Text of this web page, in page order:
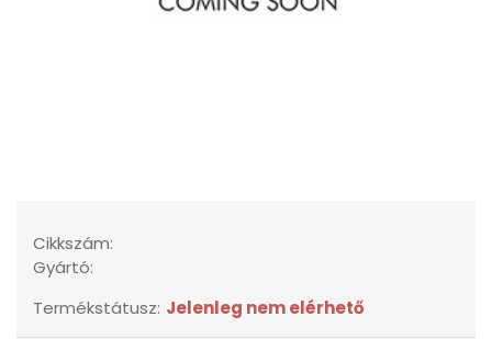
Cikkszám:
Gyártó:
Termékstátusz: Jelenleg nem elérhető